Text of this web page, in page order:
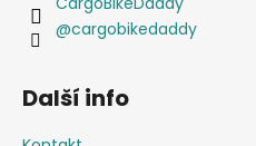
@cargobikedaddy
Další info